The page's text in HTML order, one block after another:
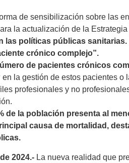
de sensibilización sobre las
la actualización de la
las políticas públicas
crónico complejo”.
de pacientes crónicos
la gestión de estos pacientes
profesionales y no
de la población presenta al
causa de mortalidad,
2024.- La nueva realidad que